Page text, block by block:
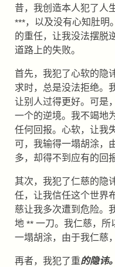
昔，我创造本人犯了人
***，以及没有心知肚明
的重任，让我没法摆脱
道路上的失败。
首先，我犯了心软的隐
求时，总是没法拒绝。
让别人过得更好。可是
一个的逆境。我不竭地
任何回报。心软，让我
可，我输得一塌胡涂，
多，却得不到应有的回报
其次，我犯了仁慈的隐
任，让我信任这个世界
慈让我多次遭到危险。
地 ** 一刀。我仁慈，
一塌胡涂，由于我仁慈
再者，我犯了重的隐讳